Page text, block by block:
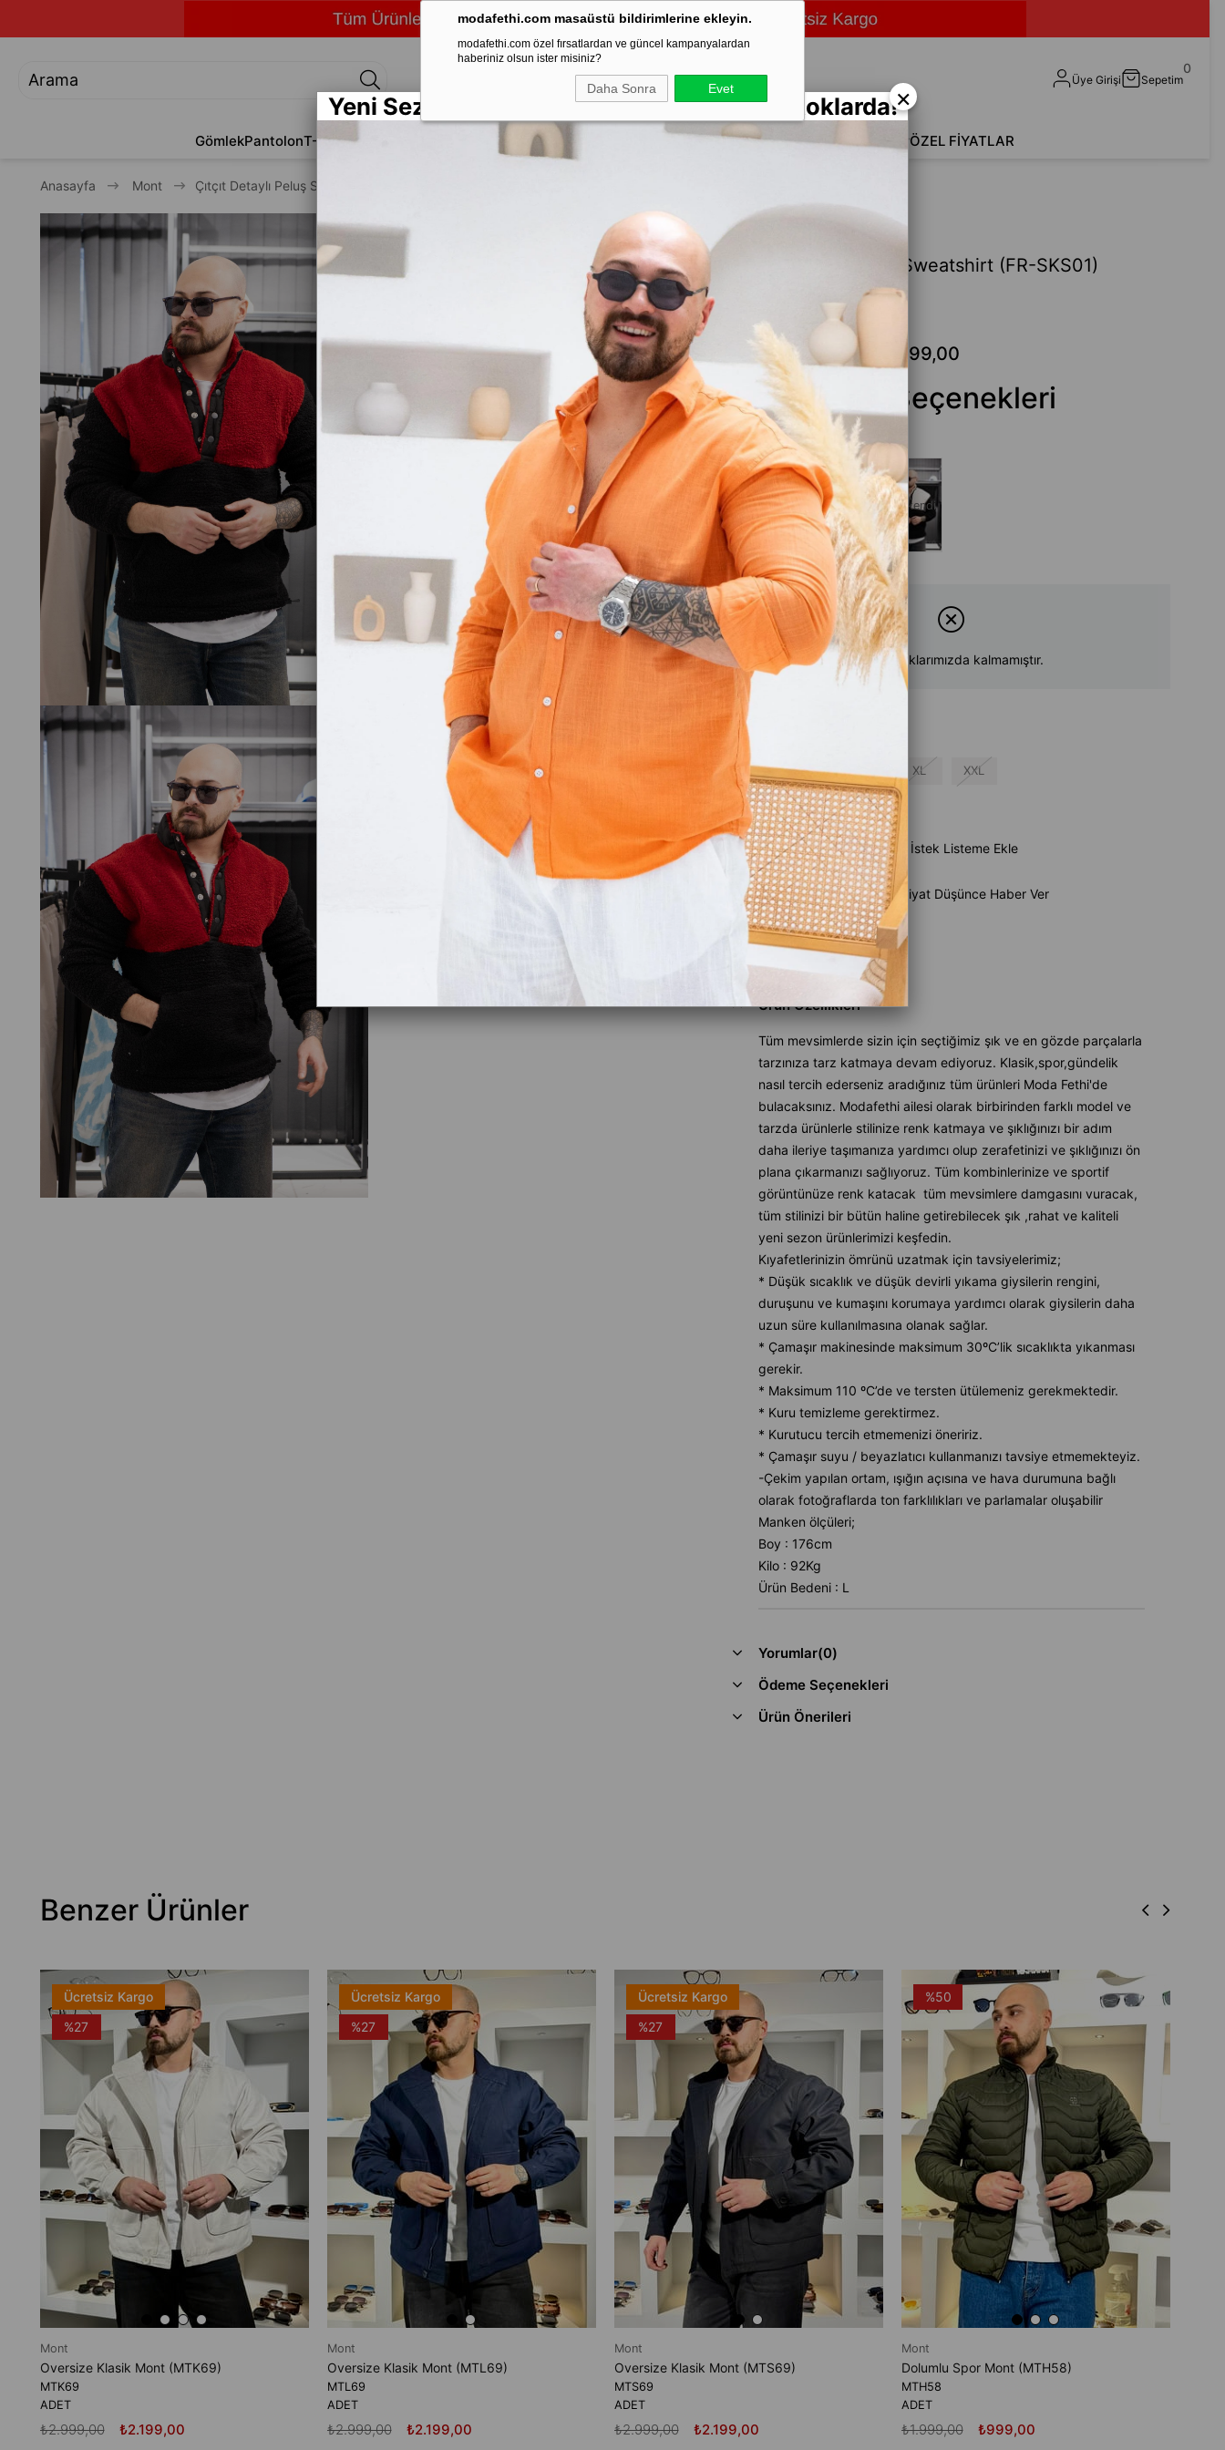
modafethi.com masaüstü bildirimlerine ekleyin.
modafethi.com özel fırsatlardan ve güncel kampanyalardan
haberiniz olsun ister misiniz?
Daha Sonra Evet
Üye Girişi Sepetim
0
GömlekPantolonT-ShirtJean Eşofman Ayakkabı Mevsimlik Mont & KabanSweatshirt AksesuarÖZEL FİYATLAR
Anasayfa Mont Çıtçıt Detaylı Peluş Sweatshirt (FR-SKS01)
Çıtçıt Detaylı Peluş Sweatshirt (FR-SKS01)
İndirim
₺1.199,00 ₺399,00
Diğer Renk Seçenekleri
Tükendi Tükendi Tükendi
Ürün stoklarımızda kalmamıştır.
Beden
S M XL XXL
Beden Tablosu
Favorilere Ekle İstek Listeme Ekle
İndirimli Ürün Fiyat Düşünce Haber Ver
Gelince Haber Ver
Ürün Özellikleri
Tüm mevsimlerde sizin için seçtiğimiz şık ve en gözde parçalarla
tarzınıza tarz katmaya devam ediyoruz. Klasik,spor,gündelik
nasıl tercih ederseniz aradığınız tüm ürünleri Moda Fethi'de
bulacaksınız. Modafethi ailesi olarak birbirinden farklı model ve
tarzda ürünlerle stilinize renk katmaya ve şıklığınızı bir adım
daha ileriye taşımanıza yardımcı olup zerafetinizi ve şıklığınızı ön
plana çıkarmanızı sağlıyoruz. Tüm kombinlerinize ve sportif
görüntünüze renk katacak tüm mevsimlere damgasını vuracak,
tüm stilinizi bir bütün haline getirebilecek şık ,rahat ve kaliteli
yeni sezon ürünlerimizi keşfedin.
Kıyafetlerinizin ömrünü uzatmak için tavsiyelerimiz;
* Düşük sıcaklık ve düşük devirli yıkama giysilerin rengini,
duruşunu ve kumaşını korumaya yardımcı olarak giysilerin daha
uzun süre kullanılmasına olanak sağlar.
* Çamaşır makinesinde maksimum 30ºC’lik sıcaklıkta yıkanması
gerekir.
* Maksimum 110 ºC’de ve tersten ütülemeniz gerekmektedir.
* Kuru temizleme gerektirmez.
* Kurutucu tercih etmemenizi öneririz.
* Çamaşır suyu / beyazlatıcı kullanmanızı tavsiye etmemekteyiz.
-Çekim yapılan ortam, ışığın açısına ve hava durumuna bağlı
olarak fotoğraflarda ton farklılıkları ve parlamalar oluşabilir
Manken ölçüleri;
Boy : 176cm
Kilo : 92Kg
Ürün Bedeni : L
Yorumlar(0)
Ödeme Seçenekleri
Ürün Önerileri
Benzer Ürünler
Mont
Oversize Klasik Mont (MTK69)
MTK69
ADET
₺2.199,00
₺2.999,00
Ücretsiz Kargo
%27
Mont
Oversize Klasik Mont (MTL69)
MTL69
ADET
₺2.199,00
₺2.999,00
Ücretsiz Kargo
%27
Mont
Oversize Klasik Mont (MTS69)
MTS69
ADET
₺2.199,00
₺2.999,00
Ücretsiz Kargo
%27
Mont
Dolumlu Spor Mont (MTH58)
MTH58
ADET
₺999,00
₺1.999,00
%50
×
Yeni Sezon Rengarenk Keten Gömlekler Stoklarda!